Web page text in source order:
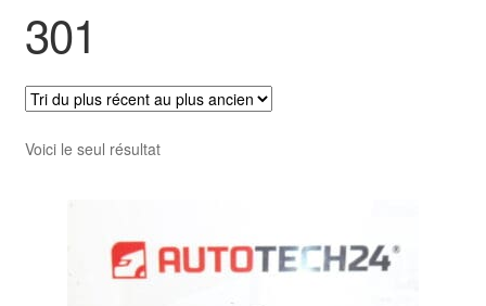
301
Voici le seul résultat